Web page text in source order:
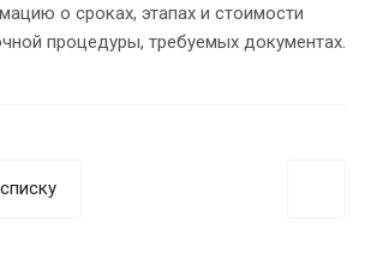
о сроках, этапах и стоимости
процедуры, требуемых документах.